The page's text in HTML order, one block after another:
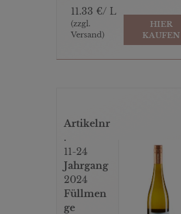
11.33 €/ L
(zzgl.
Versand)
HIER
KAUFEN
Artikelnr
.
11-24
Jahrgang
2024
Füllmen
ge